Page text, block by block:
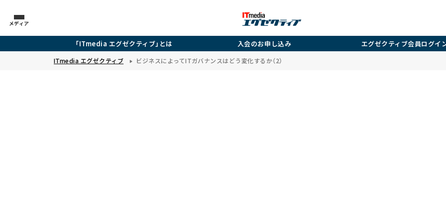
メディア
「ITmedia エグゼクティブ」とは 入会のお申し込み エグゼクティブ会員ログイ
ITmedia エグゼクティブ ビジネスによってITガバナンスはどう変化するか（2）